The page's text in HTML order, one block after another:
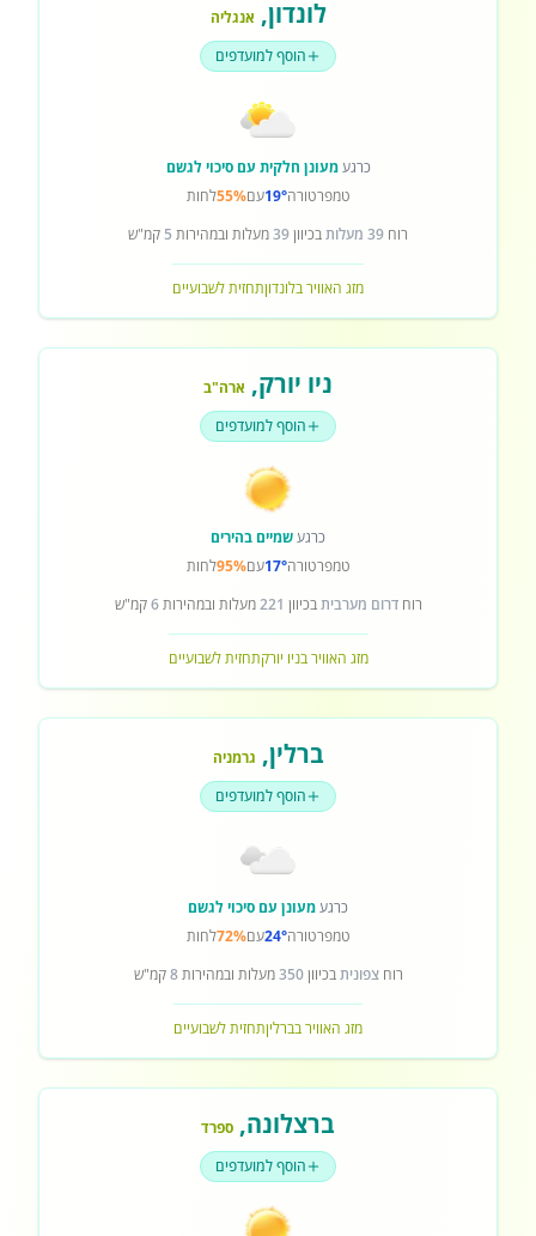
לונדון, אנגליה
הוסף למועדפים
כרגעמעונן חלקית עם סיכוי לגשם
טמפרטורה19°עם55%לחות
רוח 39 מעלות בכיוון39מעלות ובמהירות 5 קמ"ש
מזג האוויר בלונדוןתחזית לשבועיים
ניו יורק, ארה"ב
הוסף למועדפים
כרגעשמיים בהירים
טמפרטורה17°עם95%לחות
רוחדרום מערביתבכיוון 221מעלות ובמהירות6קמ"ש
מזג האוויר בניו יורקתחזית לשבועיים
ברלין, גרמניה
הוסף למועדפים
כרגעמעונן עם סיכוי לגשם
טמפרטורה24°עם72%לחות
רוחצפוניתבכיוון350מעלות ובמהירות8קמ"ש
מזג האוויר בברליןתחזית לשבועיים
ברצלונה, ספרד
הוסף למועדפים